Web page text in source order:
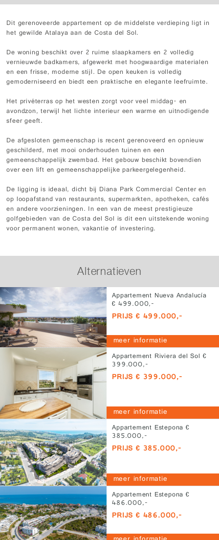
Dit gerenoveerde appartement op de middelste verdieping ligt in
het gewilde Atalaya aan de Costa del Sol.
De woning beschikt over 2 ruime slaapkamers en 2 volledig
vernieuwde badkamers, afgewerkt met hoogwaardige materialen
en een frisse, moderne stijl. De open keuken is volledig
gemoderniseerd en biedt een praktische en elegante leefruimte.
Het privéterras op het westen zorgt voor veel middag- en
avondzon, terwijl het lichte interieur een warme en uitnodigende
sfeer geeft.
De afgesloten gemeenschap is recent gerenoveerd en opnieuw
geschilderd, met mooi onderhouden tuinen en een
gemeenschappelijk zwembad. Het gebouw beschikt bovendien
over een lift en gemeenschappelijke parkeergelegenheid.
De ligging is ideaal, dicht bij Diana Park Commercial Center en
op loopafstand van restaurants, supermarkten, apotheken, cafés
en andere voorzieningen. In een van de meest prestigieuze
golfgebieden van de Costa del Sol is dit een uitstekende woning
voor permanent wonen, vakantie of investering.
Alternatieven
Appartement Nueva Andalucía
€ 499.000,-
PRIJS € 499.000,-
meer informatie
Appartement Riviera del Sol €
399.000,-
PRIJS € 399.000,-
meer informatie
Appartement Estepona €
385.000,-
PRIJS € 385.000,-
meer informatie
Appartement Estepona €
486.000,-
PRIJS € 486.000,-